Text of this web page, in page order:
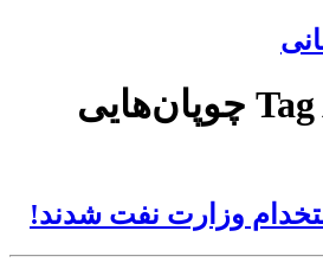
Tag Archives for چوپان‌هایی
وزارت نفت شدند!